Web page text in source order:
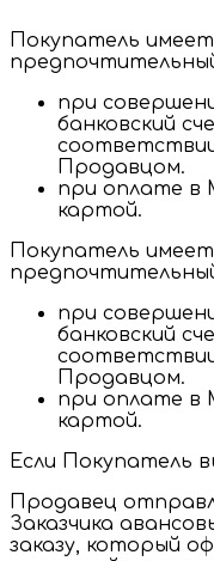
Покупатель
при
банковский
Продавцом.
при оплате в
картой.
Покупатель
при
банковский
Продавцом.
при оплате в
картой.
Если Покупатель
Продавец
Заказчика
заказу, который